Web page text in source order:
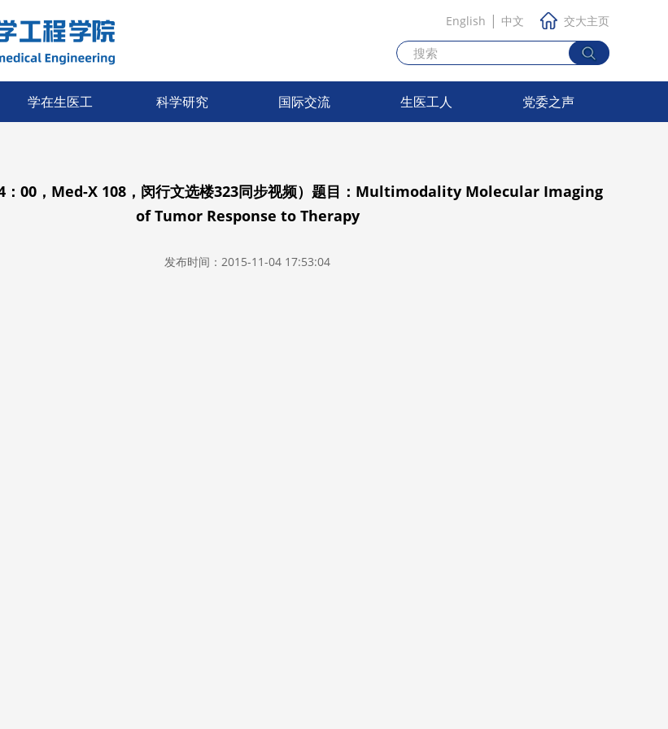
学在生医工 科学研究 国际交流 生医工人 党委之声
English | 中文 交大主页
：00，Med-X 108，闵行文选楼323同步视频）题目：Multimodality Molecular Imaging
of Tumor Response to Therapy
发布时间：2015-11-04 17:53:04